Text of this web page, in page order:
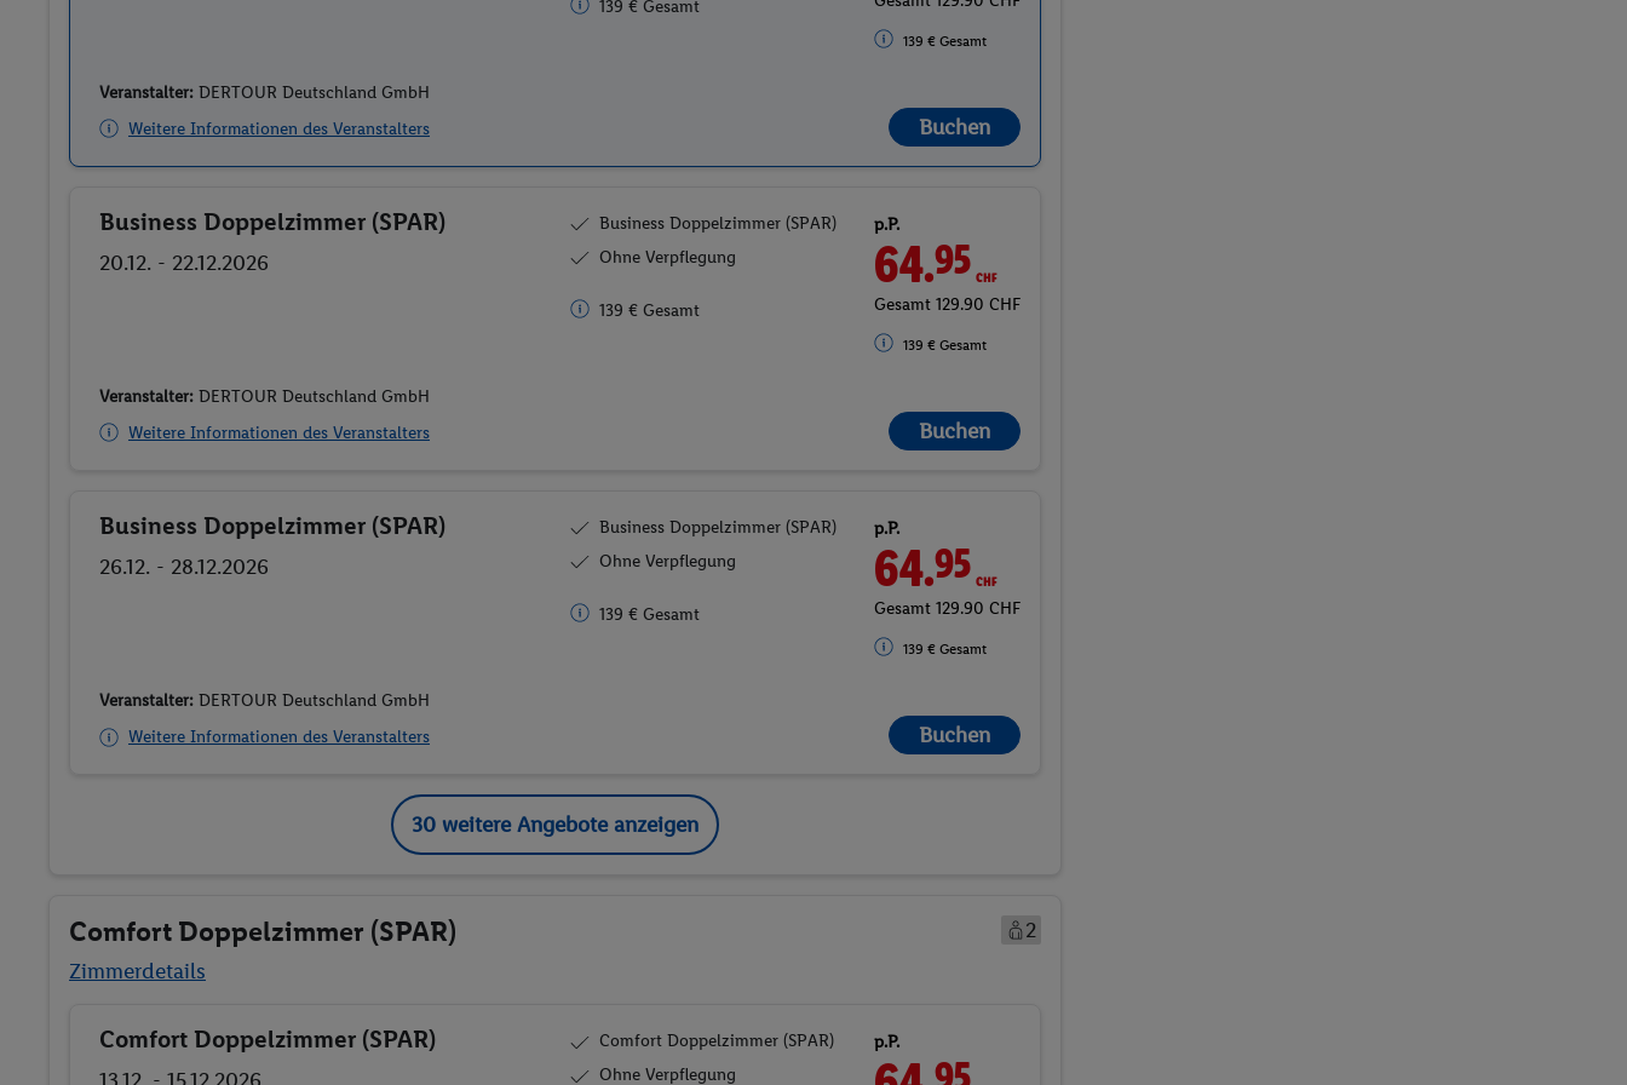
139 € Gesamt
139 € Gesamt
Veranstalter: DERTOUR Deutschland GmbH
Weitere Informationen des Veranstalters
Buchen
Buchen
Business Doppelzimmer (SPAR)
20.12. - 22.12.2026
Business Doppelzimmer (SPAR)
Ohne Verpflegung
139 € Gesamt
p.P.
64.95CHF
Gesamt 129.90 CHF
139 € Gesamt
Veranstalter: DERTOUR Deutschland GmbH
Weitere Informationen des Veranstalters
Buchen
Buchen
Business Doppelzimmer (SPAR)
26.12. - 28.12.2026
Business Doppelzimmer (SPAR)
Ohne Verpflegung
139 € Gesamt
p.P.
64.95CHF
Gesamt 129.90 CHF
139 € Gesamt
Veranstalter: DERTOUR Deutschland GmbH
Weitere Informationen des Veranstalters
Buchen
30 weitere Angebote anzeigen
Comfort Doppelzimmer (SPAR)
2
Zimmerdetails
Buchen
Comfort Doppelzimmer (SPAR)
Comfort Doppelzimmer (SPAR)
Ohne Verpflegung
p.P.
95